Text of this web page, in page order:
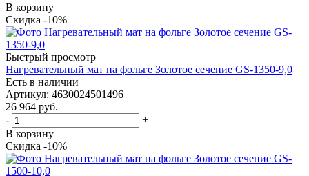
В корзину
Скидка -10%
Быстрый просмотр
Нагревательный мат на фольге Золотое сечение GS-1350-9,0
Есть в наличии
Артикул: 4630024501496
26 964 руб.
-
+
В корзину
Скидка -10%